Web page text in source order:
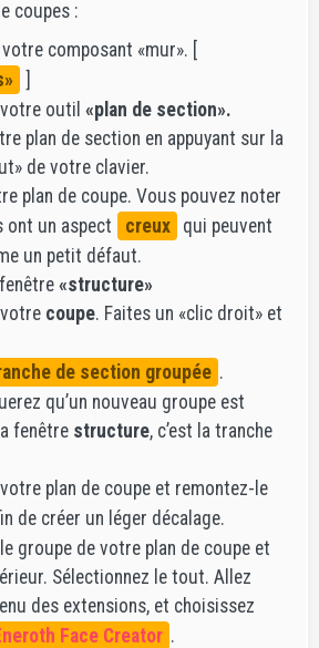
coupes :
composant «mur». [
outil «plan de section».
plan de section en appuyant sur la
de votre clavier.
plan de coupe. Vous pouvez noter
ont un aspect
creux
qui peuvent
un petit défaut.
«structure»
coupe. Faites un «clic droit» et
de section groupée .
qu’un nouveau groupe est
fenêtre structure, c’est la tranche
plan de coupe et remontez-le
de créer un léger décalage.
groupe de votre plan de coupe et
Sélectionnez le tout. Allez
des extensions, et choisissez
Face Creator .